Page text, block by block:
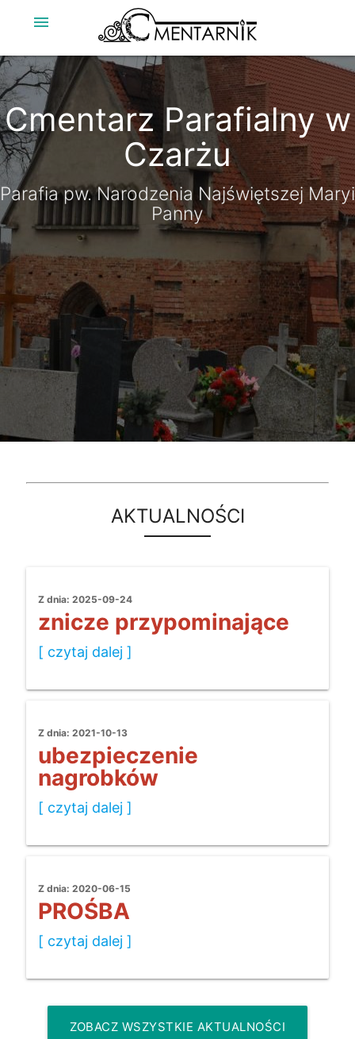
menu
Cmentarz Parafialny w
Czarżu
Parafia pw. Narodzenia Najświętszej Maryi
Panny
Cmentarz Parafialny w
Czarżu
Parafia pw. Narodzenia Najświętszej Maryi
Panny
AKTUALNOŚCI
Z dnia: 2025-09-24
znicze przypominające
[ czytaj dalej ]
Z dnia: 2021-10-13
ubezpieczenie
nagrobków
[ czytaj dalej ]
Z dnia: 2020-06-15
PROŚBA
[ czytaj dalej ]
ZOBACZ WSZYSTKIE AKTUALNOŚCI